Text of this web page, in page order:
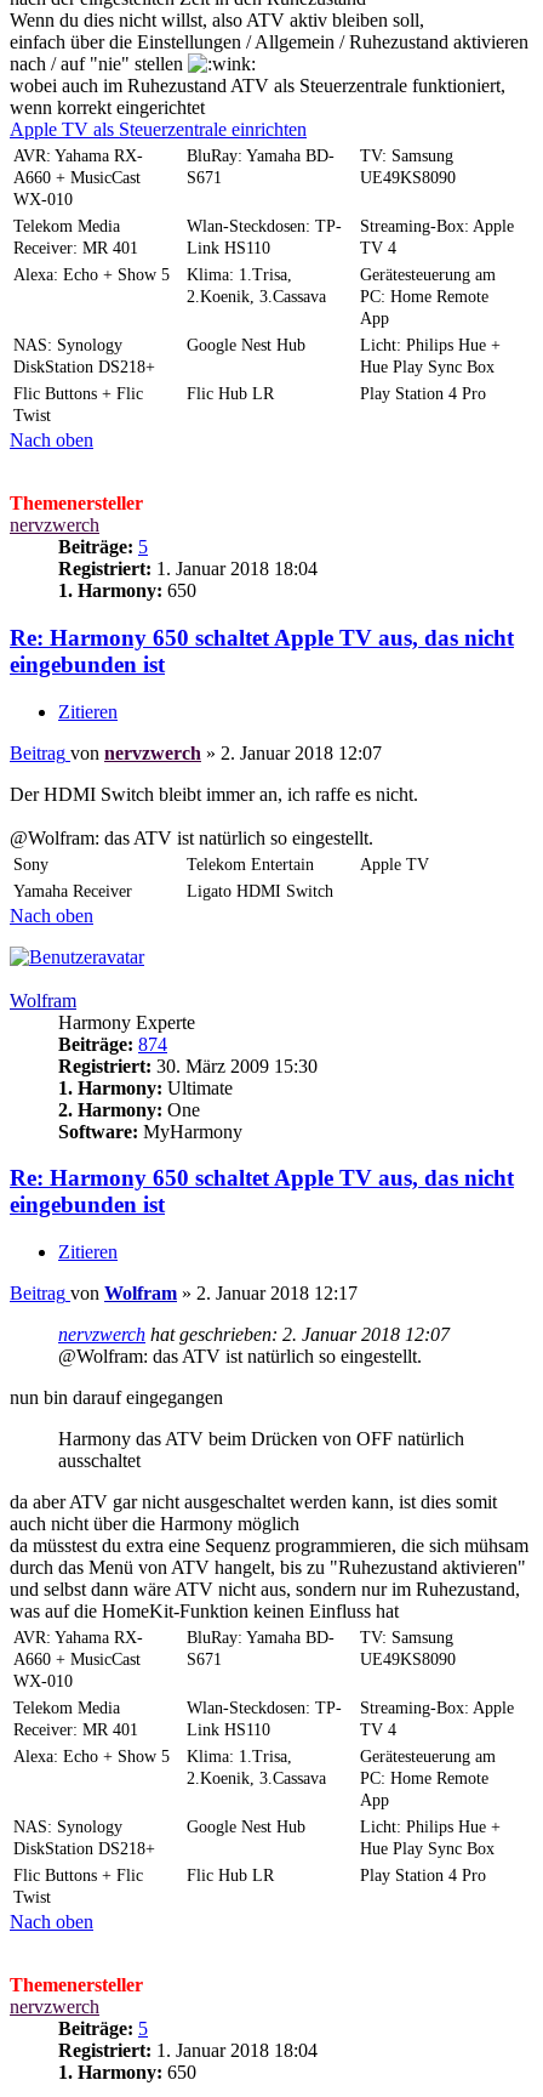
Wenn du dies nicht willst, also ATV aktiv bleiben soll,
einfach über die Einstellungen / Allgemein / Ruhezustand aktivieren
nach / auf "nie" stellen
wobei auch im Ruhezustand ATV als Steuerzentrale funktioniert,
wenn korrekt eingerichtet
Apple TV als Steuerzentrale einrichten
AVR: Yahama RX-
A660 + MusicCast
WX-010
BluRay: Yamaha BD-
S671
TV: Samsung
UE49KS8090
Telekom Media
Receiver: MR 401
Wlan-Steckdosen: TP-
Link HS110
Streaming-Box: Apple
TV 4
Alexa: Echo + Show 5
Klima: 1.Trisa,
2.Koenik, 3.Cassava
Gerätesteuerung am
PC: Home Remote
App
NAS: Synology
DiskStation DS218+
Google Nest Hub
Licht: Philips Hue +
Hue Play Sync Box
Flic Buttons + Flic
Twist
Flic Hub LR Play Station 4 Pro
Nach oben
Themenersteller
nervzwerch
Beiträge: 5
Registriert: 1. Januar 2018 18:04
1. Harmony: 650
Re: Harmony 650 schaltet Apple TV aus, das nicht
eingebunden ist
Zitieren
Beitrag von nervzwerch » 2. Januar 2018 12:07
Der HDMI Switch bleibt immer an, ich raffe es nicht.
@Wolfram: das ATV ist natürlich so eingestellt.
Sony Telekom Entertain
Apple TV
Yamaha Receiver
Ligato HDMI Switch
Nach oben
Wolfram
Harmony Experte
Beiträge: 874
Registriert: 30. März 2009 15:30
1. Harmony: Ultimate
2. Harmony: One
Software: MyHarmony
Re: Harmony 650 schaltet Apple TV aus, das nicht
eingebunden ist
Zitieren
Beitrag von Wolfram » 2. Januar 2018 12:17
nervzwerch hat geschrieben: 2. Januar 2018 12:07
@Wolfram: das ATV ist natürlich so eingestellt.
nun bin darauf eingegangen
Harmony das ATV beim Drücken von OFF natürlich
ausschaltet
da aber ATV gar nicht ausgeschaltet werden kann, ist dies somit
auch nicht über die Harmony möglich
da müsstest du extra eine Sequenz programmieren, die sich mühsam
durch das Menü von ATV hangelt, bis zu "Ruhezustand aktivieren"
und selbst dann wäre ATV nicht aus, sondern nur im Ruhezustand,
was auf die HomeKit-Funktion keinen Einfluss hat
AVR: Yahama RX-
A660 + MusicCast
WX-010
BluRay: Yamaha BD-
S671
TV: Samsung
UE49KS8090
Telekom Media
Receiver: MR 401
Wlan-Steckdosen: TP-
Link HS110
Streaming-Box: Apple
TV 4
Alexa: Echo + Show 5
Klima: 1.Trisa,
2.Koenik, 3.Cassava
Gerätesteuerung am
PC: Home Remote
App
NAS: Synology
DiskStation DS218+
Google Nest Hub
Licht: Philips Hue +
Hue Play Sync Box
Flic Buttons + Flic
Twist
Flic Hub LR Play Station 4 Pro
Nach oben
Themenersteller
nervzwerch
Beiträge: 5
Registriert: 1. Januar 2018 18:04
1. Harmony: 650